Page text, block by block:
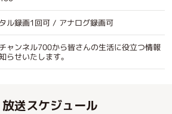
ル録画1回可 / アナログ録画可
ンネル700から皆さんの生活に役立つ情報
らせいたします。
放送スケジュール